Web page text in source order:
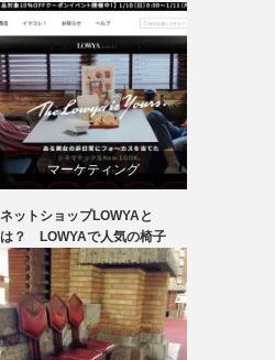
マーケティング
ライフスタイル
ワークチェア
回転椅子
ネットショップLOWYAと
は？ LOWYAで人気の椅子